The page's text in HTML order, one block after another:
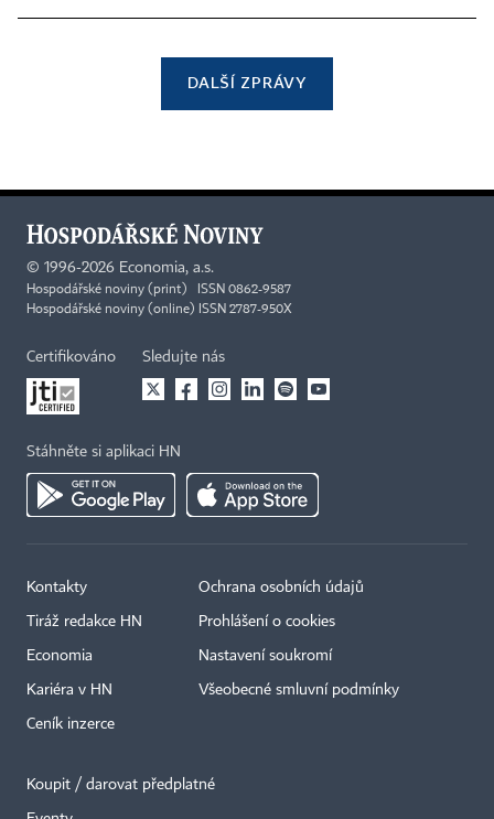
DALŠÍ ZPRÁVY
© 1996-2026 Economia, a.s.
Hospodářské noviny (print) ISSN 0862-9587
Hospodářské noviny (online) ISSN 2787-950X
Certifikováno Sledujte nás
Stáhněte si aplikaci HN
Kontakty
Tiráž redakce HN
Economia
Kariéra v HN
Ceník inzerce
Ochrana osobních údajů
Prohlášení o cookies
Nastavení soukromí
Všeobecné smluvní podmínky
Koupit / darovat předplatné